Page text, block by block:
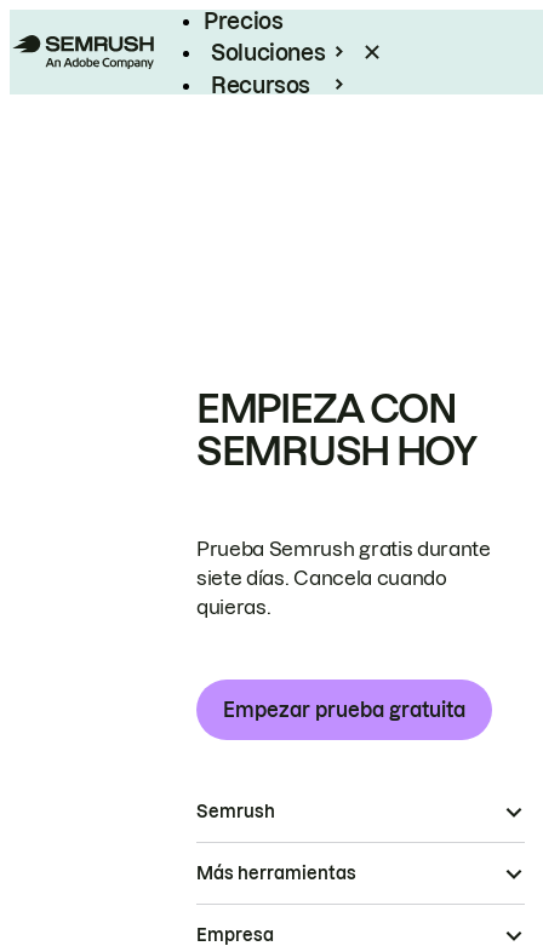
Precios
Soluciones
Recursos
EMPIEZA CON
SEMRUSH HOY
Prueba Semrush gratis durante
siete días. Cancela cuando
quieras.
Empezar prueba gratuita
Semrush
Más herramientas
Empresa